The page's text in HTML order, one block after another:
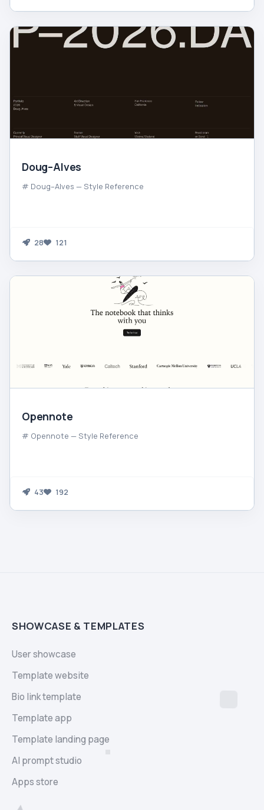
Doug–Alves
# Doug–Alves — Style Reference
28 121
Opennote
# Opennote — Style Reference
43 192
SHOWCASE & TEMPLATES
User showcase
Template website
Bio link template
Template app
Template landing page
AI prompt studio
Apps store